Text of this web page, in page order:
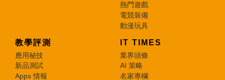
熱門遊戲
電競裝備
動漫玩具
教學評測
應用秘技
新品測試
Apps 情報
IT TIMES
業界頭條
AI 策略
名家專欄